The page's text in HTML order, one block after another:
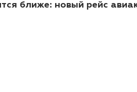
ближе: новый рейс